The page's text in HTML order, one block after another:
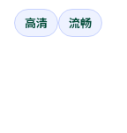
高清 流畅